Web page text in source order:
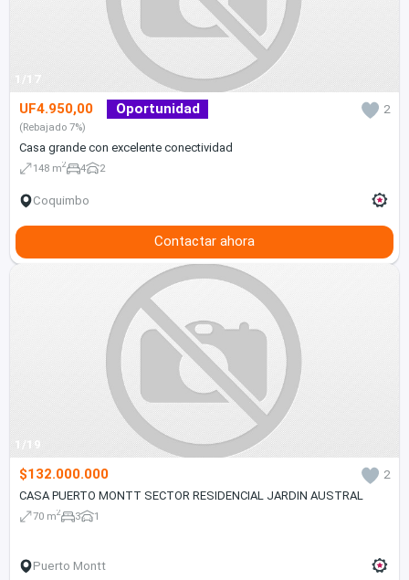
1/17
UF4.950,00 Oportunidad 2
(Rebajado 7%)
Casa grande con excelente conectividad
148 m2 4 2
Coquimbo
Contactar ahora
1/19
$132.000.000
2
CASA PUERTO MONTT SECTOR RESIDENCIAL JARDIN AUSTRAL
70 m2 3 1
Puerto Montt